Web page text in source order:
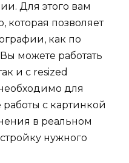
Для этого вам
которая позволяет
как по
можете работать
и с resized
для
с картинкой
в реальном
нужного